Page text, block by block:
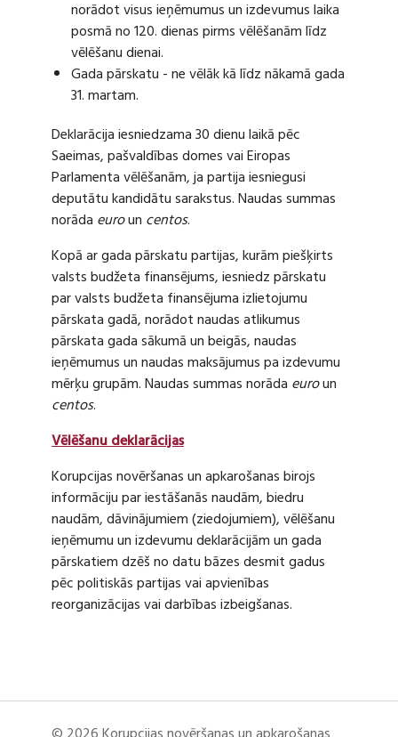
norādot visus ieņēmumus un izdevumus laika
posmā no 120. dienas pirms vēlēšanām līdz
vēlēšanu dienai.
Gada pārskatu - ne vēlāk kā līdz nākamā gada
31. martam.
Deklarācija iesniedzama 30 dienu laikā pēc
Saeimas, pašvaldības domes vai Eiropas
Parlamenta vēlēšanām, ja partija iesniegusi
deputātu kandidātu sarakstus. Naudas summas
norāda euroun centos.
Kopā ar gada pārskatu partijas, kurām piešķirts
valsts budžeta finansējums, iesniedz pārskatu
par valsts budžeta finansējuma izlietojumu
pārskata gadā, norādot naudas atlikumus
pārskata gada sākumā un beigās, naudas
ieņēmumus un naudas maksājumus pa izdevumu
mērķu grupām. Naudas summas norāda euroun
centos.
Vēlēšanu deklarācijas
Korupcijas novēršanas un apkarošanas birojs
informāciju par iestāšanās naudām, biedru
naudām, dāvinājumiem (ziedojumiem), vēlēšanu
ieņēmumu un izdevumu deklarācijām un gada
pārskatiem dzēš no datu bāzes desmit gadus
pēc politiskās partijas vai apvienības
reorganizācijas vai darbības izbeigšanas.